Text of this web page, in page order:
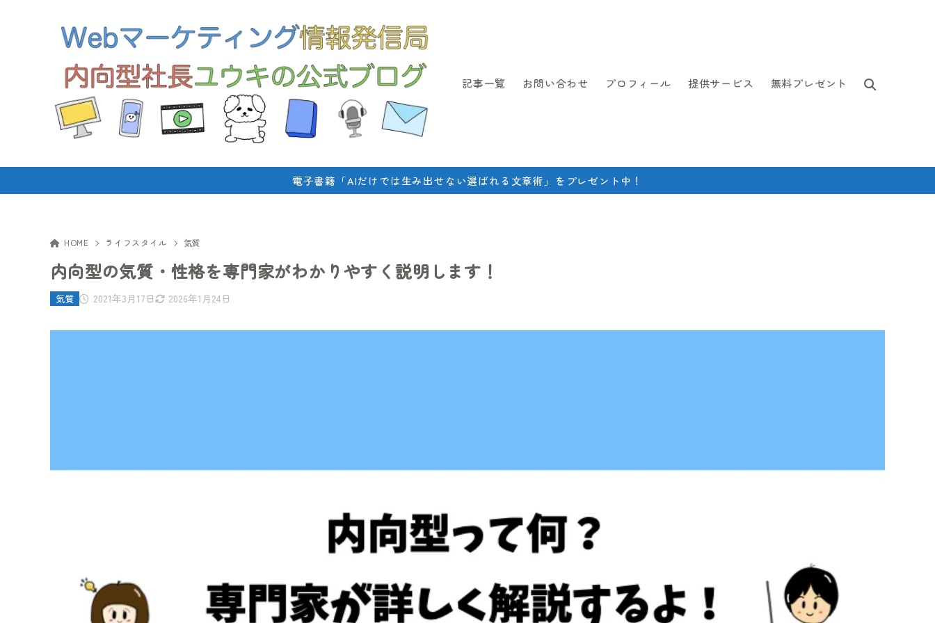
記事一覧 お問い合わせ プロフィール 提供サービス 無料プレゼント
電子書籍「AIだけでは生み出せない選ばれる文章術」をプレゼント中！
HOME ライフスタイル 気質
内向型の気質・性格を専門家がわかりやすく説明します！
2021年3月17日 2026年1月24日
気質